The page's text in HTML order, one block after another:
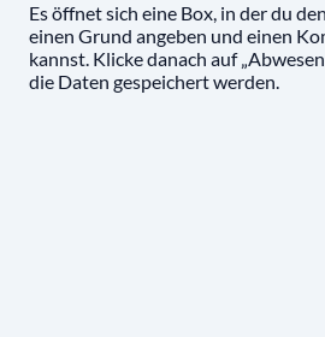
Es öffnet sich eine Box, in der du
einen Grund angeben und einen
kannst. Klicke danach auf
die Daten gespeichert werden.